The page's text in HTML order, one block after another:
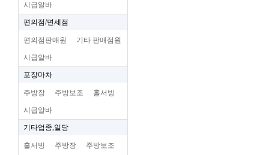
시급알바
편의점/면세점
편의점판매원 기타 판매점원
시급알바
포장마차
주방장 주방보조 홀서빙
시급알바
기타업종,일당
홀서빙 주방장 주방보조